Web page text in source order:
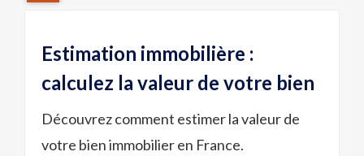
Estimation immobilière :
calculez la valeur de votre bien
Découvrez comment estimer la valeur de
votre bien immobilier en France.